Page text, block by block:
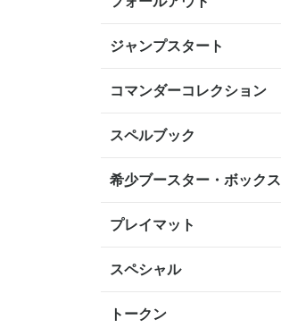
ジャンプスタート
コマンダーコレクション
スペルブック
希少ブースター・ボックス
プレイマット
スペシャル
トークン